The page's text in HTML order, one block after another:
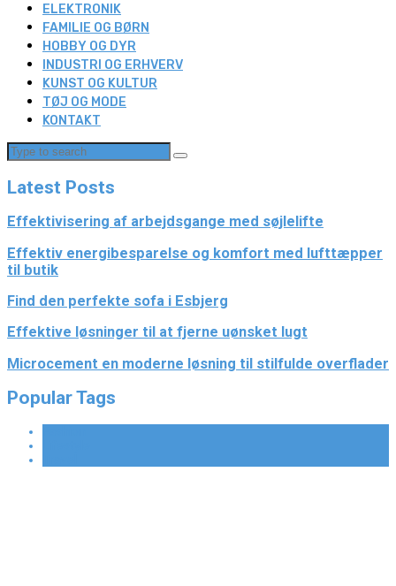
ELEKTRONIK
FAMILIE OG BØRN
HOBBY OG DYR
INDUSTRI OG ERHVERV
KUNST OG KULTUR
TØJ OG MODE
KONTAKT
Latest Posts
Effektivisering af arbejdsgange med søjlelifte
Effektiv energibesparelse og komfort med lufttæpper
til butik
Find den perfekte sofa i Esbjerg
Effektive løsninger til at fjerne uønsket lugt
Microcement en moderne løsning til stilfulde overflader
Popular Tags